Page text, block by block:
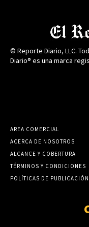
© Reporte Diario, LLC.
Diario® es una marca
AREA COMERCIAL
ACERCA DE NOSOTROS
ALCANCE Y COBERTURA
TÉRMINOS Y CONDICIONES
POLÍTICAS DE PUBLICACIÓN